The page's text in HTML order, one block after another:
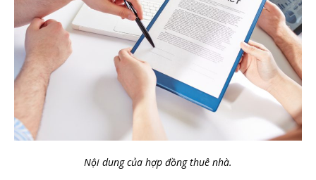
Nội dung của hợp đồng thuê nhà.